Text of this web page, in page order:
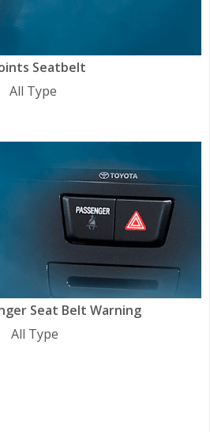
Seatbelt
All Type
Seat Belt Warning
All Type